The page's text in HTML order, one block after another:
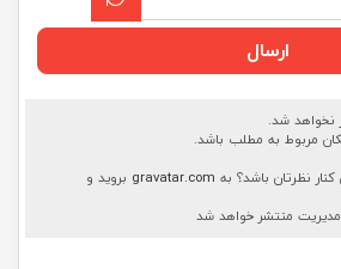
ارسال
نخواهد شد.
مربوط به مطلب باشد.
نظرتان باشد؟ به gravatar.com بروید و
مدیریت منتشر خواهد شد